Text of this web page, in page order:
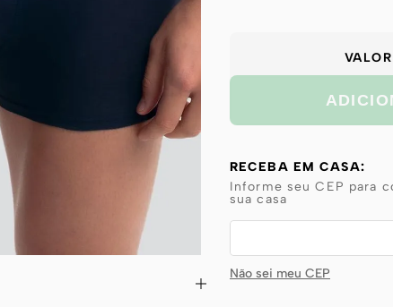
RECEBA EM CASA:
Informe seu CEP para
sua casa
Não sei meu CEP